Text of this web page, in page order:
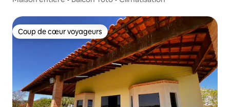
Coup de cœur voyageurs
Coup de cœur voyageurs